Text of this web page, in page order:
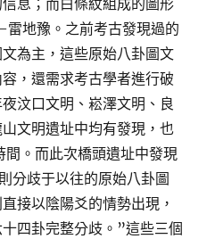
息；而白條紋組成的圖形
地豫。之前考古發現過的
為主，這些原始八卦圖文
，還需求考古學者進行破
汶口文明、崧澤文明、良
文明遺址中均有發現，也
。而此次橋頭遺址中發現
分歧于以往的原始八卦圖
接以陰陽爻的情勢出現，
四卦完整分歧。”這些三個